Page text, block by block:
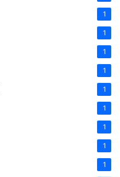
1
1
1
1
1
1
1
1
1